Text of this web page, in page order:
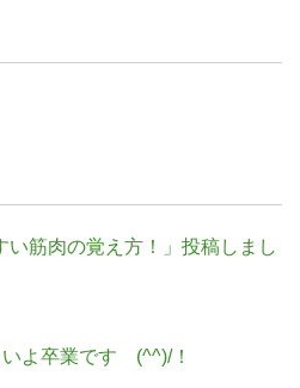
い筋肉の覚え方！」投稿しまし
よ卒業です (^^)/！